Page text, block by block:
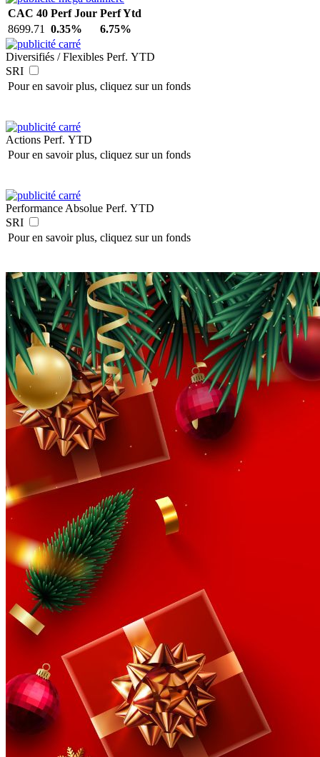
CAC 40 Perf Jour Perf Ytd
8699.71
0.35% 6.75%
Diversifiés / Flexibles Perf. YTD
SRI
Pour en savoir plus, cliquez sur un fonds
Actions Perf. YTD
Pour en savoir plus, cliquez sur un fonds
Performance Absolue Perf. YTD
SRI
Pour en savoir plus, cliquez sur un fonds